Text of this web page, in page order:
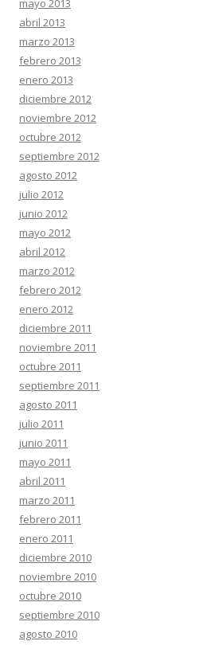
mayo 2013
abril 2013
marzo 2013
febrero 2013
enero 2013
diciembre 2012
noviembre 2012
octubre 2012
septiembre 2012
agosto 2012
julio 2012
junio 2012
mayo 2012
abril 2012
marzo 2012
febrero 2012
enero 2012
diciembre 2011
noviembre 2011
octubre 2011
septiembre 2011
agosto 2011
julio 2011
junio 2011
mayo 2011
abril 2011
marzo 2011
febrero 2011
enero 2011
diciembre 2010
noviembre 2010
octubre 2010
septiembre 2010
agosto 2010